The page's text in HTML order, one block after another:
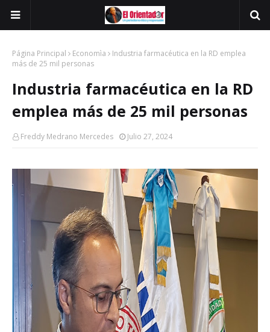
Página Principal Economìa
Industria farmacéutica en la RD emplea
más de 25 mil personas
Industria farmacéutica en la RD
emplea más de 25 mil personas
Freddy Medrano Mercedes Julio 27, 2024